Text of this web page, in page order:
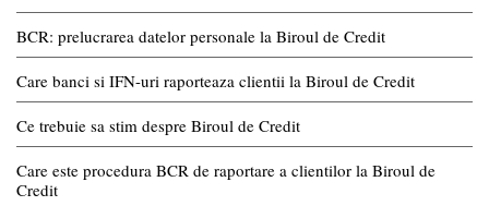
BCR: prelucrarea datelor personale la Biroul de Credit
Care banci si IFN-uri raporteaza clientii la Biroul de Credit
Ce trebuie sa stim despre Biroul de Credit
Care este procedura BCR de raportare a clientilor la Biroul de
Credit